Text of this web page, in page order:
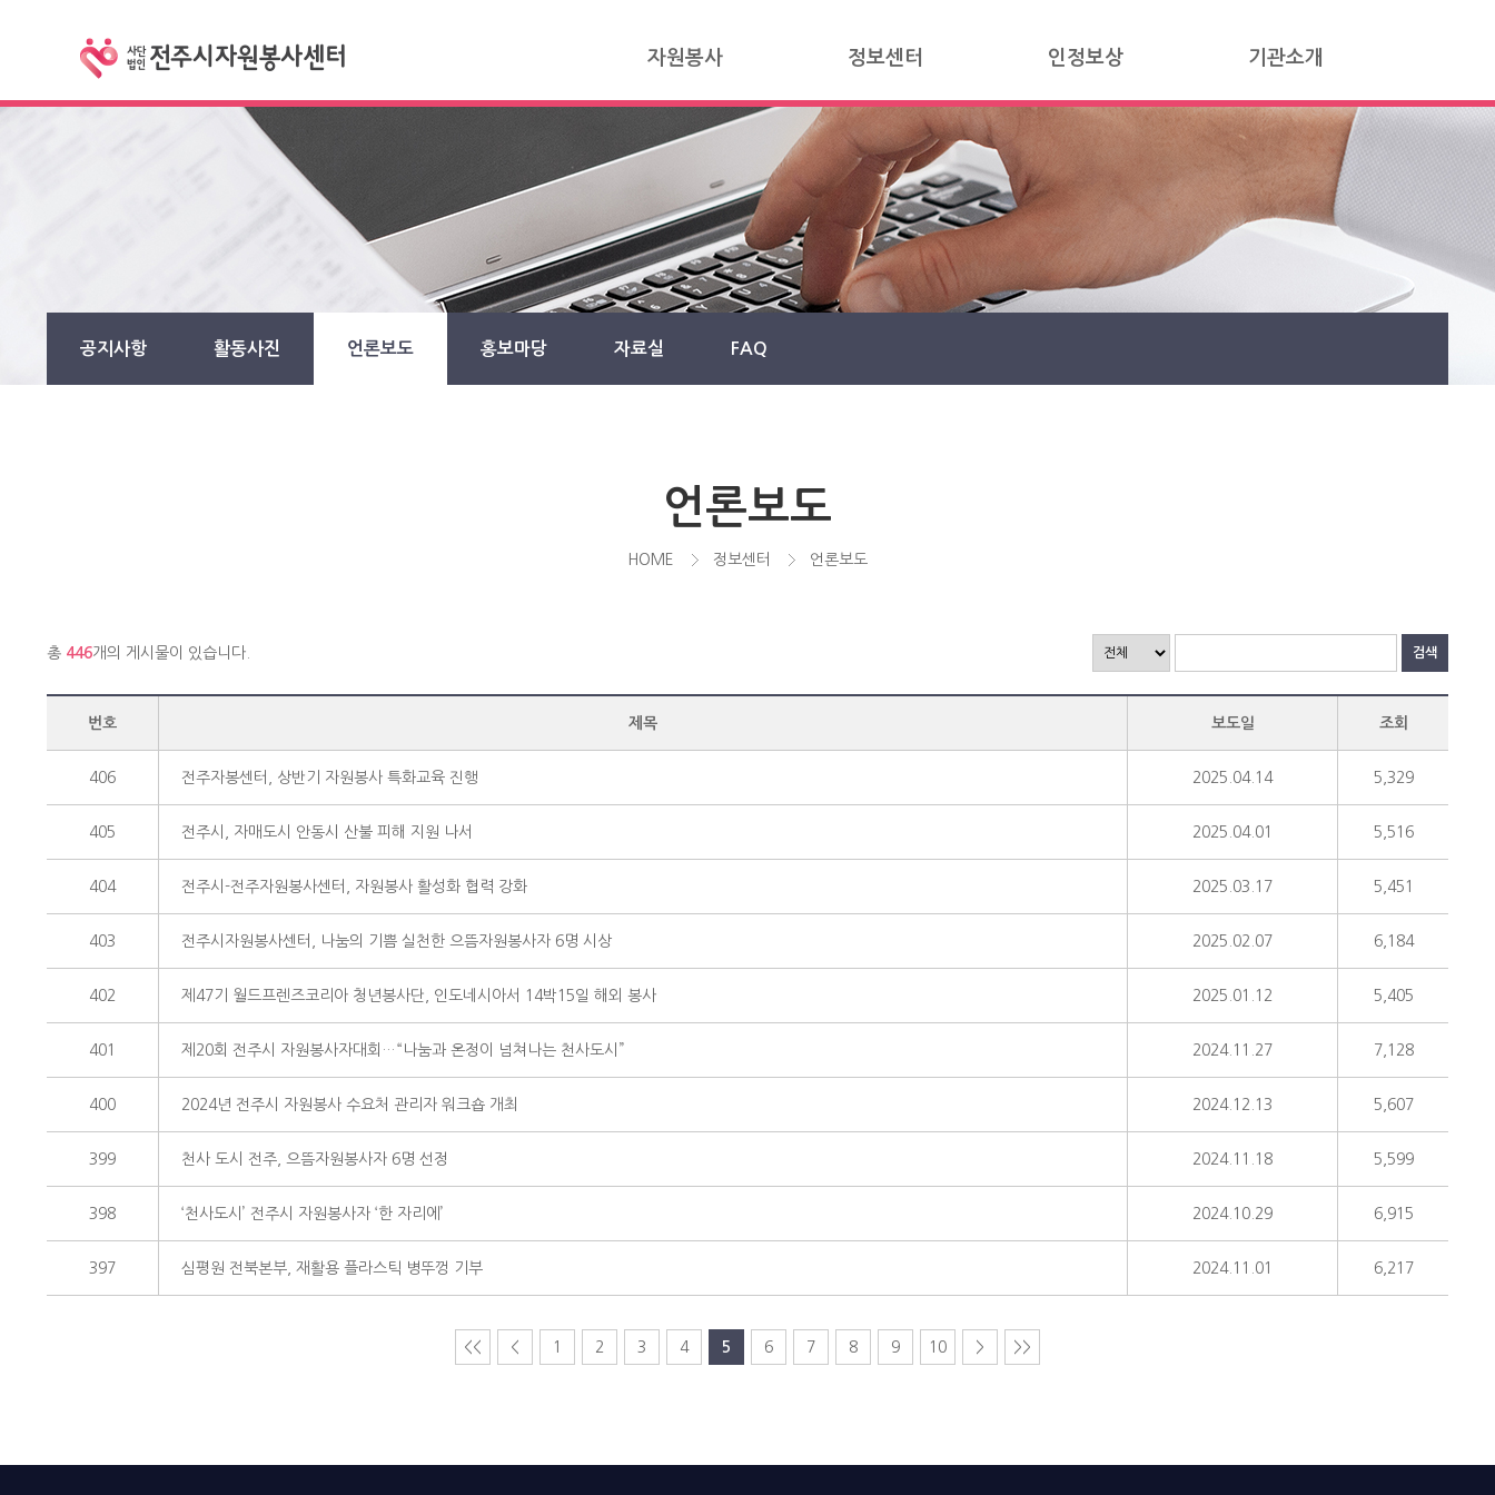
자원봉사 정보센터 인정보상 기관소개
공지사항 활동사진 언론보도 홍보마당 자료실 FAQ
언론보도
HOME 정보센터 언론보도
총 446개의 게시물이 있습니다. 검색
번호 제목 보도일 조회
406 전주자봉센터, 상반기 자원봉사 특화교육 진행 2025.04.14 5,329
405 전주시, 자매도시 안동시 산불 피해 지원 나서 2025.04.01 5,516
404 전주시-전주자원봉사센터, 자원봉사 활성화 협력 강화 2025.03.17 5,451
403 전주시자원봉사센터, 나눔의 기쁨 실천한 으뜸자원봉사자 6명 시상 2025.02.07 6,184
402 제47기 월드프렌즈코리아 청년봉사단, 인도네시아서 14박15일 해외 봉사 2025.01.12 5,405
401 제20회 전주시 자원봉사자대회…“나눔과 온정이 넘쳐나는 천사도시” 2024.11.27 7,128
400 2024년 전주시 자원봉사 수요처 관리자 워크숍 개최 2024.12.13 5,607
399 천사 도시 전주, 으뜸자원봉사자 6명 선정 2024.11.18 5,599
398 ‘천사도시’ 전주시 자원봉사자 ‘한 자리에’ 2024.10.29 6,915
397 심평원 전북본부, 재활용 플라스틱 병뚜껑 기부 2024.11.01 6,217
<< < 1 2 3 4 5 6 7 8 9 10 > >>